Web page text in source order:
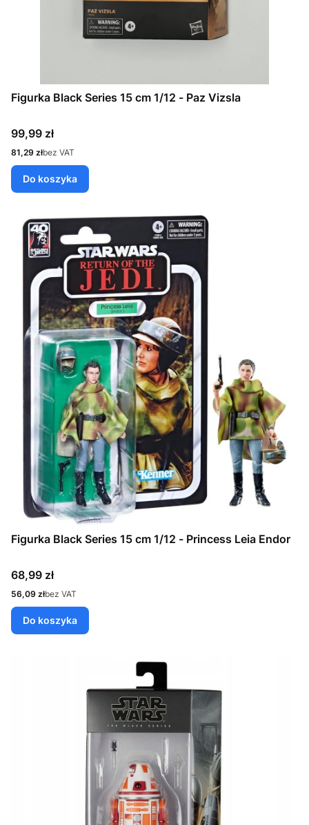
Figurka Black Series 15 cm 1/12 - Paz Vizsla
Cena
99,99 zł
Cena
81,29 złbez VAT
Do koszyka
Figurka Black Series 15 cm 1/12 - Princess Leia Endor
Cena
68,99 zł
Cena
56,09 złbez VAT
Do koszyka